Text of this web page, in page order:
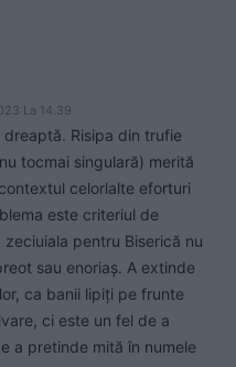
La 14.39
Risipa din trufie
tocmai singulară) merită
celorlalte eforturi
este criteriul de
pentru Biserică nu
sau enoriaș. A extinde
ca banii lipiți pe frunte
ci este un fel de a
a pretinde mită în numele